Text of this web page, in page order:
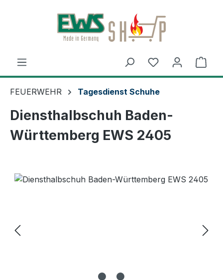
Zum Hauptinhalt springen
Du hast 0
FEUERWEHR Tagesdienst Schuhe
Diensthalbschuh Baden-
Württemberg EWS 2405